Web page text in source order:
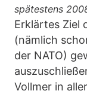
spätestens
Erklärtes Ziel
(nämlich
der NATO)
Vollmer in